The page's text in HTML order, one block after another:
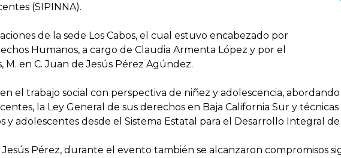
(SIPINNA).
de la sede Los Cabos, el cual estuvo encabezado por
Humanos, a cargo de Claudia Armenta López y por el
M. en C. Juan de Jesús Pérez Agúndez.
el trabajo social con perspectiva de niñez y adolescencia,
la Ley General de sus derechos en Baja California Sur y
y adolescentes desde el Sistema Estatal para el Desarrollo Integral de
Pérez, durante el evento también se alcanzaron compromisos